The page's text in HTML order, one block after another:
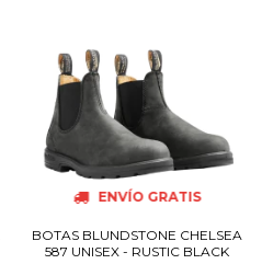
ENVÍO GRATIS
BOTAS BLUNDSTONE CHELSEA
587 UNISEX - RUSTIC BLACK